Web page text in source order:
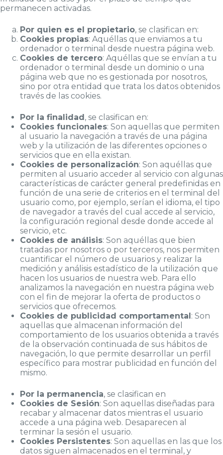
permanecen activadas.
Por quien es el propietario, se clasifican en:
Cookies propias: Aquéllas que enviamos a tu
ordenador o terminal desde nuestra página web.
Cookies de tercero: Aquéllas que se envían a tu
ordenador o terminal desde un dominio o una
página web que no es gestionada por nosotros,
sino por otra entidad que trata los datos obtenidos
través de las cookies.
Por la finalidad, se clasifican en:
Cookies funcionales: Son aquellas que permiten
al usuario la navegación a través de una página
web y la utilización de las diferentes opciones o
servicios que en ella existan.
Cookies de personalización: Son aquéllas que
permiten al usuario acceder al servicio con algunas
características de carácter general predefinidas en
función de una serie de criterios en el terminal del
usuario como, por ejemplo, serían el idioma, el tipo
de navegador a través del cual accede al servicio,
la configuración regional desde donde accede al
servicio, etc.
Cookies de análisis: Son aquéllas que bien
tratadas por nosotros o por terceros, nos permiten
cuantificar el número de usuarios y realizar la
medición y análisis estadístico de la utilización que
hacen los usuarios de nuestra web. Para ello
analizamos la navegación en nuestra página web
con el fin de mejorar la oferta de productos o
servicios que ofrecemos.
Cookies de publicidad comportamental: Son
aquellas que almacenan información del
comportamiento de los usuarios obtenida a través
de la observación continuada de sus hábitos de
navegación, lo que permite desarrollar un perfil
específico para mostrar publicidad en función del
mismo.
Por la permanencia, se clasifican en
Cookies de Sesión: Son aquellas diseñadas para
recabar y almacenar datos mientras el usuario
accede a una página web. Desaparecen al
terminar la sesión el usuario.
Cookies Persistentes: Son aquellas en las que los
datos siguen almacenados en el terminal, y